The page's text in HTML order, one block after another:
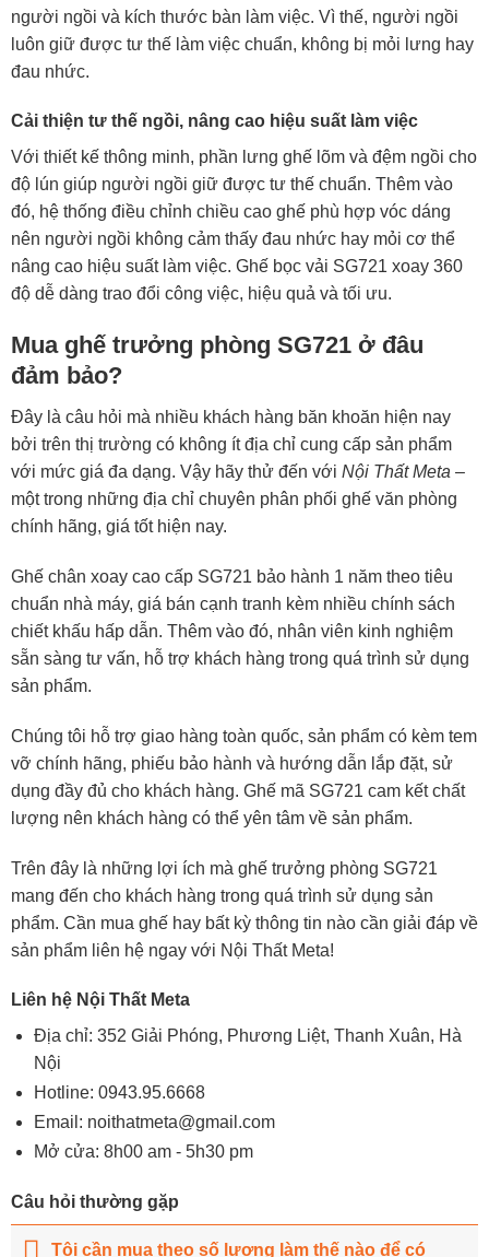
người ngồi và kích thước bàn làm việc. Vì thế, người ngồi
luôn giữ được tư thế làm việc chuẩn, không bị mỏi lưng hay
đau nhức.
Cải thiện tư thế ngồi, nâng cao hiệu suất làm việc
Với thiết kế thông minh, phần lưng ghế lõm và đệm ngồi cho
độ lún giúp người ngồi giữ được tư thế chuẩn. Thêm vào
đó, hệ thống điều chỉnh chiều cao ghế phù hợp vóc dáng
nên người ngồi không cảm thấy đau nhức hay mỏi cơ thể
nâng cao hiệu suất làm việc. Ghế bọc vải SG721 xoay 360
độ dễ dàng trao đổi công việc, hiệu quả và tối ưu.
Mua ghế trưởng phòng SG721 ở đâu
đảm bảo?
Đây là câu hỏi mà nhiều khách hàng băn khoăn hiện nay
bởi trên thị trường có không ít địa chỉ cung cấp sản phẩm
với mức giá đa dạng. Vậy hãy thử đến với Nội Thất Meta –
một trong những địa chỉ chuyên phân phối ghế văn phòng
chính hãng, giá tốt hiện nay.
Ghế chân xoay cao cấp SG721 bảo hành 1 năm theo tiêu
chuẩn nhà máy, giá bán cạnh tranh kèm nhiều chính sách
chiết khấu hấp dẫn. Thêm vào đó, nhân viên kinh nghiệm
sẵn sàng tư vấn, hỗ trợ khách hàng trong quá trình sử dụng
sản phẩm.
Chúng tôi hỗ trợ giao hàng toàn quốc, sản phẩm có kèm tem
vỡ chính hãng, phiếu bảo hành và hướng dẫn lắp đặt, sử
dụng đầy đủ cho khách hàng. Ghế mã SG721 cam kết chất
lượng nên khách hàng có thể yên tâm về sản phẩm.
Trên đây là những lợi ích mà ghế trưởng phòng SG721
mang đến cho khách hàng trong quá trình sử dụng sản
phẩm. Cần mua ghế hay bất kỳ thông tin nào cần giải đáp về
sản phẩm liên hệ ngay với Nội Thất Meta!
Liên hệ Nội Thất Meta
Địa chỉ: 352 Giải Phóng, Phương Liệt, Thanh Xuân, Hà
Nội
Hotline: 0943.95.6668
Email: noithatmeta@gmail.com
Mở cửa: 8h00 am - 5h30 pm
Câu hỏi thường gặp
Tôi cần mua theo số lượng làm thế nào để có